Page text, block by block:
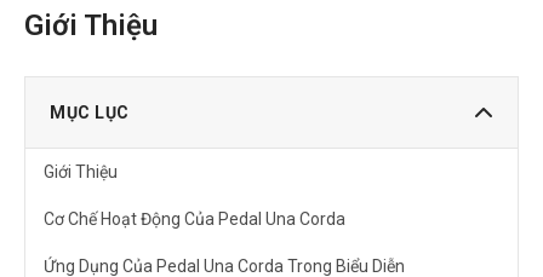
Giới Thiệu
MỤC LỤC
Giới Thiệu
Cơ Chế Hoạt Động Của Pedal Una Corda
Ứng Dụng Của Pedal Una Corda Trong Biểu Diễn